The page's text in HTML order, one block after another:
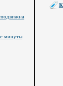
минуты